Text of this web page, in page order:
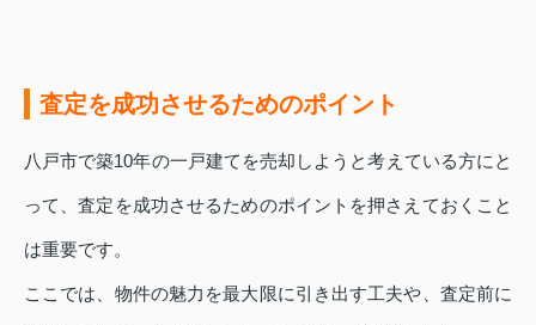
査定を成功させるためのポイント
八戸市で築10年の一戸建てを売却しようと考えている方にと
って、査定を成功させるためのポイントを押さえておくこと
は重要です。
ここでは、物件の魅力を最大限に引き出す工夫や、査定前に